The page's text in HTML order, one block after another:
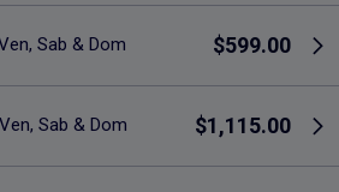
Sab & Dom $599.00
Sab & Dom $1,115.00